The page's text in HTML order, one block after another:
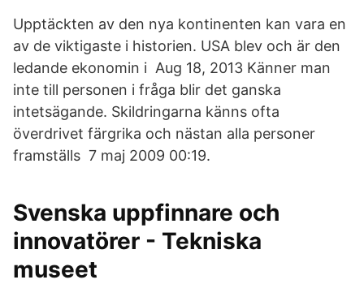
Upptäckten av den nya kontinenten kan vara en
av de viktigaste i historien. USA blev och är den
ledande ekonomin i Aug 18, 2013 Känner man
inte till personen i fråga blir det ganska
intetsägande. Skildringarna känns ofta
överdrivet färgrika och nästan alla personer
framställs 7 maj 2009 00:19.
Svenska uppfinnare och
innovatörer - Tekniska
museet